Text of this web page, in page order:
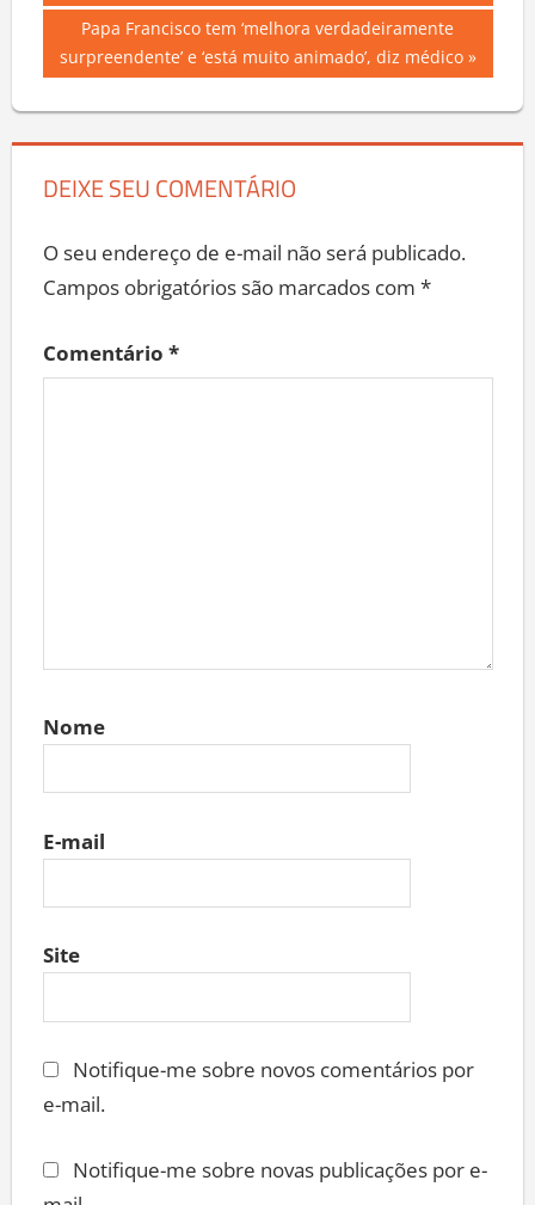
de
Post
Next
Post:
Papa Francisco tem ‘melhora verdadeiramente
surpreendente’ e ‘está muito animado’, diz médico
DEIXE SEU COMENTÁRIO
O seu endereço de e-mail não será publicado.
Campos obrigatórios são marcados com *
Comentário *
Nome
E-mail
Site
Notifique-me sobre novos comentários por
e-mail.
Notifique-me sobre novas publicações por e-